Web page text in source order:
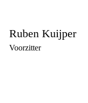
Ruben Kuijper
Voorzitter